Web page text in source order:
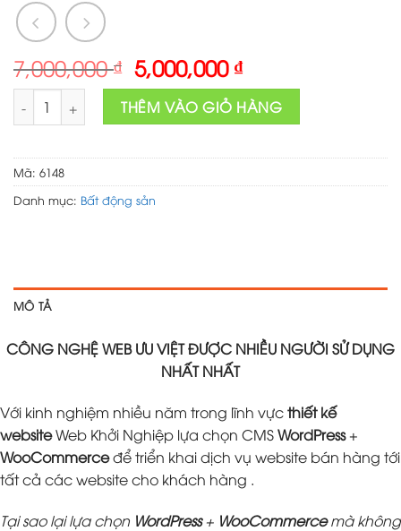
7,000,000₫ Original
price
was:
7,000,000 ₫.
5,000,000₫Current
price
is:
5,000,000 ₫.
Mẫu Bất động sản 18 số lượngTHÊM VÀO GIỎ HÀNG
Mã: 6148
Danh mục: Bất động sản
MÔ TẢ
CÔNG NGHỆ WEB ƯU VIỆT ĐƯỢC NHIỀU NGƯỜI SỬ DỤNG
NHẤT NHẤT
Với kinh nghiệm nhiều năm trong lĩnh vựcthiết kế
websiteWeb Khởi Nghiệp lựa chọn CMSWordPress+
WooCommerceđể triển khai dịch vụ website bán hàng tới
tất cả các website cho khách hàng .
Tại sao lại lựa chọn WordPress+ WooCommercemà không